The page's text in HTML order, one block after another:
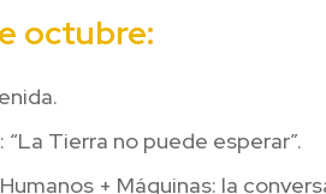
octubre:
Tierra no puede esperar”.
+ Máquinas: la